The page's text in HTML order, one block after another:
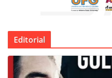
Editorial